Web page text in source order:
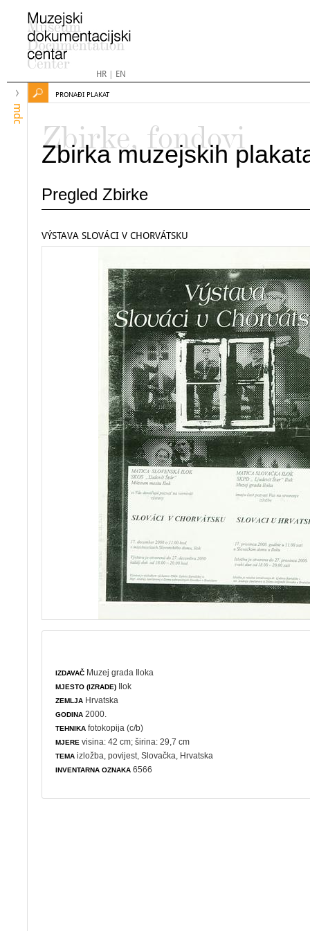
HR| EN
mdc
PRONAĐI PLAKAT
Zbirke, fondovi
Zbirka muzejskih
Pregled Zbirke
VÝSTAVA SLOVÁCI V CHORVÁTSKU
IZDAVAČ Muzej grada Iloka
MJESTO (IZRADE) Ilok
ZEMLJA Hrvatska
GODINA 2000.
TEHNIKA fotokopija (c/b)
MJERE visina: 42 cm; širina: 29,7 cm
TEMA izložba ,povijest , Slovačka, Hrvatska
INVENTARNA OZNAKA 6566